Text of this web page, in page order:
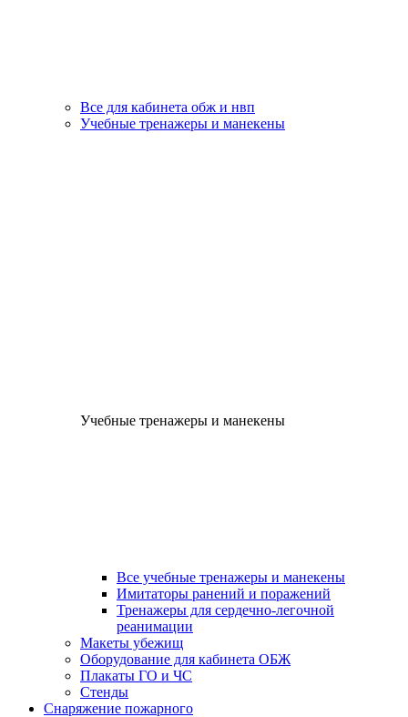
Все для кабинета обж и нвп
Учебные тренажеры и манекены
Учебные тренажеры и манекены
Все учебные тренажеры и манекены
Имитаторы ранений и поражений
Тренажеры для сердечно-легочной
реанимации
Макеты убежищ
Оборудование для кабинета ОБЖ
Плакаты ГО и ЧС
Стенды
Снаряжение пожарного